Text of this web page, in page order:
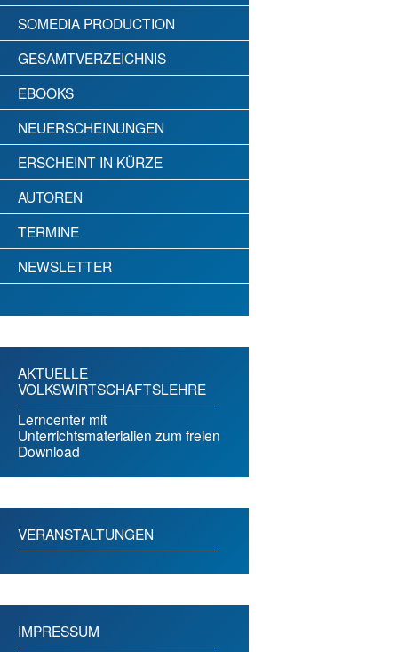
SOMEDIA PRODUCTION
GESAMTVERZEICHNIS
EBOOKS
NEUERSCHEINUNGEN
ERSCHEINT IN KÜRZE
AUTOREN
TERMINE
NEWSLETTER
AKTUELLE
VOLKSWIRTSCHAFTSLEHRE
Lerncenter mit
Unterrichtsmaterialien zum freien
Download
VERANSTALTUNGEN
IMPRESSUM